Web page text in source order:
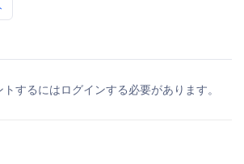
トするにはログインする必要があります。